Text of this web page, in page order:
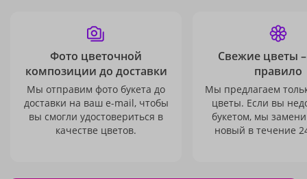
Фото цветочной
композиции до доставки
Мы отправим фото букета до
доставки на ваш e-mail, чтобы
вы смогли удостовериться в
качестве цветов.
Свежие цветы
правило
Мы предлагаем
цветы. Если вы
букетом, мы
новый в течение